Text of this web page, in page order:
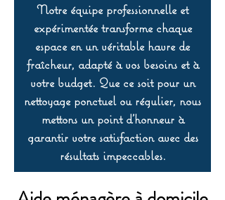
Notre équipe professionnelle et
expérimentée transforme chaque
espace en un véritable havre de
fraîcheur, adapté à vos besoins et à
votre budget. Que ce soit pour un
nettoyage ponctuel ou régulier, nous
mettons un point d’honneur à
garantir votre satisfaction avec des
résultats impeccables.